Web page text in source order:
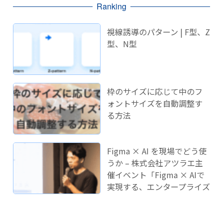
Ranking
視線誘導のパターン | F型、Z
型、N型
枠のサイズに応じて中のフ
ォントサイズを自動調整す
る方法
Figma × AI を現場でどう使
うか – 株式会社アツラエ主
催イベント「Figma × AIで
実現する、エンタープライズ